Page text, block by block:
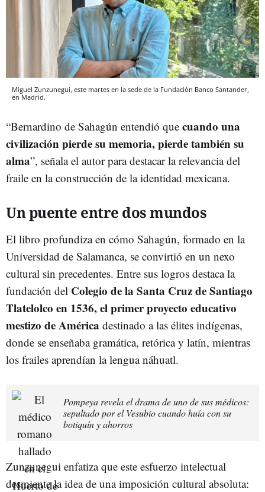
Miguel Zunzunegui, este martes en la sede de la Fundación Banco Santander,
en Madrid.
“Bernardino de Sahagún entendió que cuando una
civilización pierde su memoria, pierde también su
alma”, señala el autor para destacar la relevancia del
fraile en la construcción de la identidad mexicana.
Un puente entre dos mundos
El libro profundiza en cómo Sahagún, formado en la
Universidad de Salamanca, se convirtió en un nexo
cultural sin precedentes. Entre sus logros destaca la
fundación del Colegio de la Santa Cruz de Santiago
Tlatelolco en 1536, el primer proyecto educativo
mestizo de América destinado a las élites indígenas,
donde se enseñaba gramática, retórica y latín, mientras
los frailes aprendían la lengua náhuatl.
Pompeya revela el drama de uno de sus médicos:
sepultado por el Vesubio cuando huía con su
botiquín y ahorros
Zunzunegui enfatiza que este esfuerzo intelectual
desmiente la idea de una imposición cultural absoluta: